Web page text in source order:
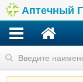
Аптечный
Найти